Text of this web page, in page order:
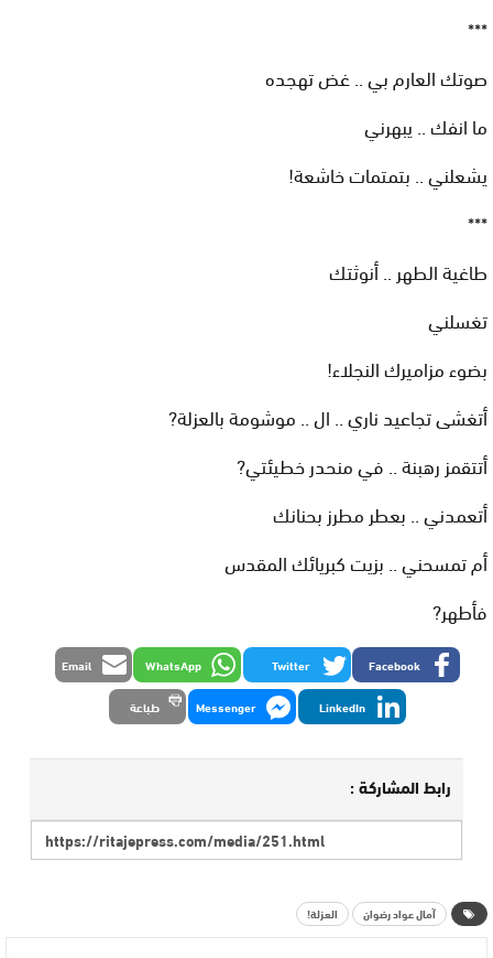
***
صوتك العارم بي .. غض تهجده
ما انفك .. يبهرني
يشعلني .. بتمتمات خاشعة!
***
طاغية الطهر .. أنوثتك
تغسلني
بضوء مزاميرك النجلاء!
أتغشى تجاعيد ناري .. ال .. موشومة بالعزلة?
أتتقمز رهبنة .. في منحدر خطيئتي?
أتعمدني .. بعطر مطرز بحنانك
أم تمسحني .. بزيت كبريائك المقدس
فأطهر?
Facebook
Twitter
WhatsApp
Email
LinkedIn
Messenger طباعة
رابط المشاركة :
آمال عواد رضوان العزلة!